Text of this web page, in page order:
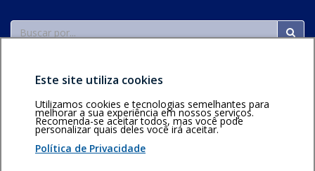
Buscar
Área restritaPolítica de
privacidadePersonalização
de cookies
Este site utiliza cookies
Utilizamos cookies e tecnologias semelhantes para
melhorar a sua experiência em nossos serviços.
Recomenda-se aceitar todos, mas você pode
personalizar quais deles você irá aceitar.
Política de Privacidade